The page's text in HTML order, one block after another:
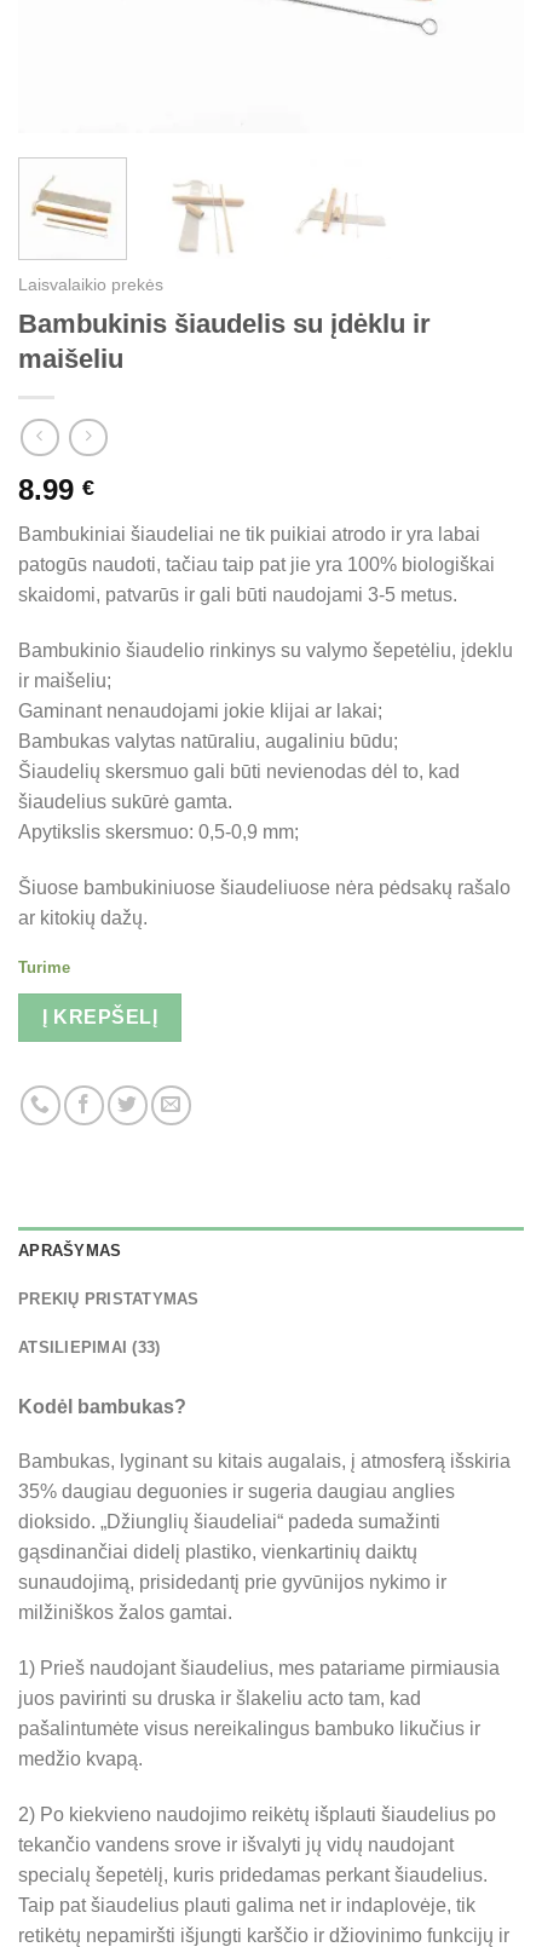
Laisvalaikio prekės
Bambukinis šiaudelis su įdėklu ir
maišeliu
8.99 €
Bambukiniai šiaudeliai ne tik puikiai atrodo ir yra labai
patogūs naudoti, tačiau taip pat jie yra 100% biologiškai
skaidomi, patvarūs ir gali būti naudojami 3-5 metus.
Bambukinio šiaudelio rinkinys su valymo šepetėliu, įdeklu
ir maišeliu;
Gaminant nenaudojami jokie klijai ar lakai;
Bambukas valytas natūraliu, augaliniu būdu;
Šiaudelių skersmuo gali būti nevienodas dėl to, kad
šiaudelius sukūrė gamta.
Apytikslis skersmuo: 0,5-0,9 mm;
Šiuose bambukiniuose šiaudeliuose nėra pėdsakų rašalo
ar kitokių dažų.
Turime
Į KREPŠELĮ
APRAŠYMAS
PREKIŲ PRISTATYMAS
ATSILIEPIMAI (33)
Kodėl bambukas?
Bambukas, lyginant su kitais augalais, į atmosferą išskiria
35% daugiau deguonies ir sugeria daugiau anglies
dioksido. „Džiunglių šiaudeliai“ padeda sumažinti
gąsdinančiai didelį plastiko, vienkartinių daiktų
sunaudojimą, prisidedantį prie gyvūnijos nykimo ir
milžiniškos žalos gamtai.
1) Prieš naudojant šiaudelius, mes patariame pirmiausia
juos pavirinti su druska ir šlakeliu acto tam, kad
pašalintumėte visus nereikalingus bambuko likučius ir
medžio kvapą.
2) Po kiekvieno naudojimo reikėtų išplauti šiaudelius po
tekančio vandens srove ir išvalyti jų vidų naudojant
specialų šepetėlį, kuris pridedamas perkant šiaudelius.
Taip pat šiaudelius plauti galima net ir indaplovėje, tik
retikėtų nepamiršti išjungti karščio ir džiovinimo funkcijų ir